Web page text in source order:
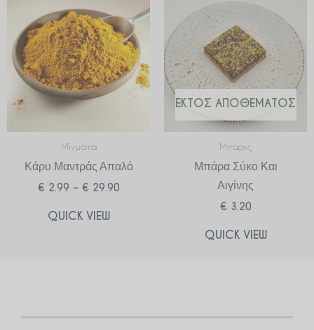
Μίγματα
Κάρυ Μαντράς Απαλό
€ 2.99 – € 29.90
range:
€ 2.99
through
€ 29.90
QUICK VIEW
ΕΚΤΌΣ ΑΠΟΘΈΜΑΤΟΣ
Μπάρες
Μπάρα Σύκο Και
Αιγίνης
€ 3.20
QUICK VIEW